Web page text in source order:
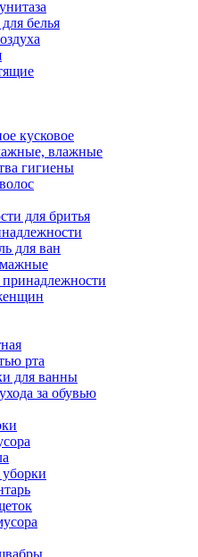
белья
кусковое
влажные
гигиены
для бритья
для ван
рта
для ванны
за обувью